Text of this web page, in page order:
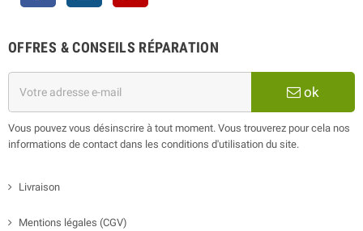
OFFRES & CONSEILS RÉPARATION
ok
Vous pouvez vous désinscrire à tout moment. Vous trouverez pour cela nos
informations de contact dans les conditions d'utilisation du site.
Livraison
Mentions légales (CGV)